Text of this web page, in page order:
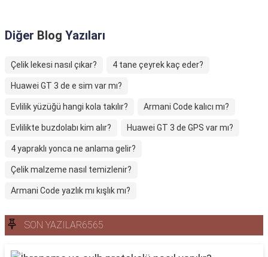
Diğer Blog Yazıları
Çelik lekesi nasıl çıkar? 4 tane çeyrek kaç eder?
Huawei GT 3 de e sim var mı?
Evlilik yüzüğü hangi kola takılır? Armani Code kalıcı mı?
Evlilikte buzdolabı kim alır? Huawei GT 3 de GPS var mı?
4 yapraklı yonca ne anlama gelir?
Çelik malzeme nasıl temizlenir?
Armani Code yazlık mı kışlık mı?
SON YAZILAR6565